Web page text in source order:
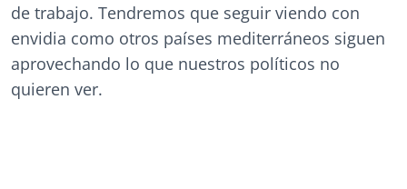
de trabajo. Tendremos que seguir viendo con
envidia como otros países mediterráneos siguen
aprovechando lo que nuestros políticos no
quieren ver.